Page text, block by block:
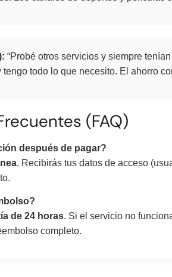
“Probé otros servicios y siempre
tengo todo lo que necesito. El ahorro
(FAQ)
después de pagar?
. Recibirás tus datos de acceso
de 24 horas. Si el servicio no
completo.